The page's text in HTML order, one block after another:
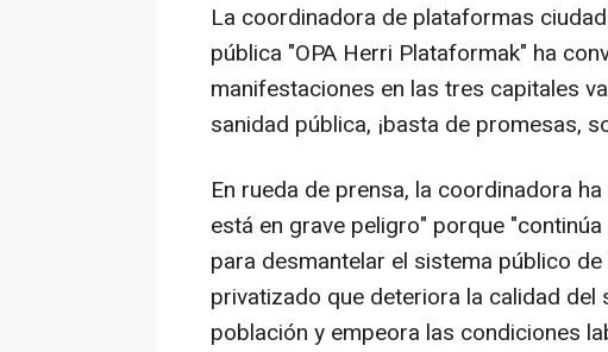
La coordinadora de plataformas
pública "OPA Herri Plataformak" ha
manifestaciones en las tres capitales
sanidad pública, ¡basta de promesas,
En rueda de prensa, la coordinadora
está en grave peligro" porque
para desmantelar el sistema público
privatizado que deteriora la calidad del
población y empeora las condiciones